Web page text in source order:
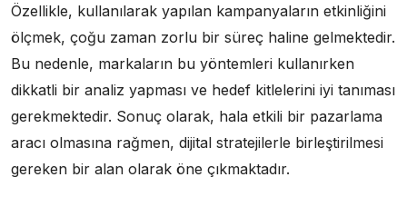
Özellikle, kullanılarak yapılan kampanyaların etkinliğini
ölçmek, çoğu zaman zorlu bir süreç haline gelmektedir.
Bu nedenle, markaların bu yöntemleri kullanırken
dikkatli bir analiz yapması ve hedef kitlelerini iyi tanıması
gerekmektedir. Sonuç olarak, hala etkili bir pazarlama
aracı olmasına rağmen, dijital stratejilerle birleştirilmesi
gereken bir alan olarak öne çıkmaktadır.